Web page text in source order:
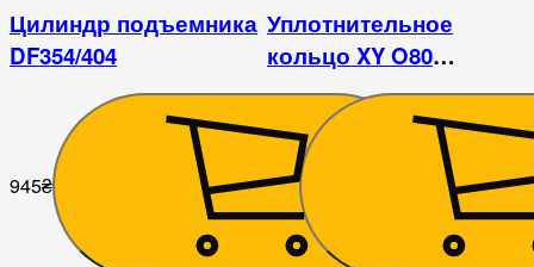
Цилиндр подъемника
DF354/404
945₴
Уплотнительное
кольцо XY O80
поршня подъемника
DongFeng 404
72₴